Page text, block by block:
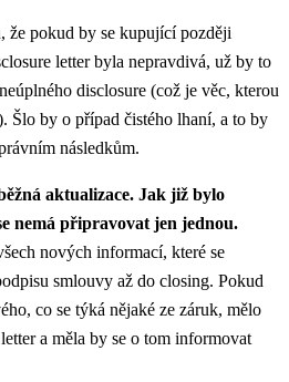
že pokud by se kupující později
letter byla nepravdivá, už by to
disclosure (což je věc, kterou
Šlo by o případ čistého lhaní, a to by
následkům.
aktualizace. Jak již bylo
nemá připravovat jen jednou.
nových informací, které se
smlouvy až do closing. Pokud
co se týká nějaké ze záruk, mělo
a měla by se o tom informovat